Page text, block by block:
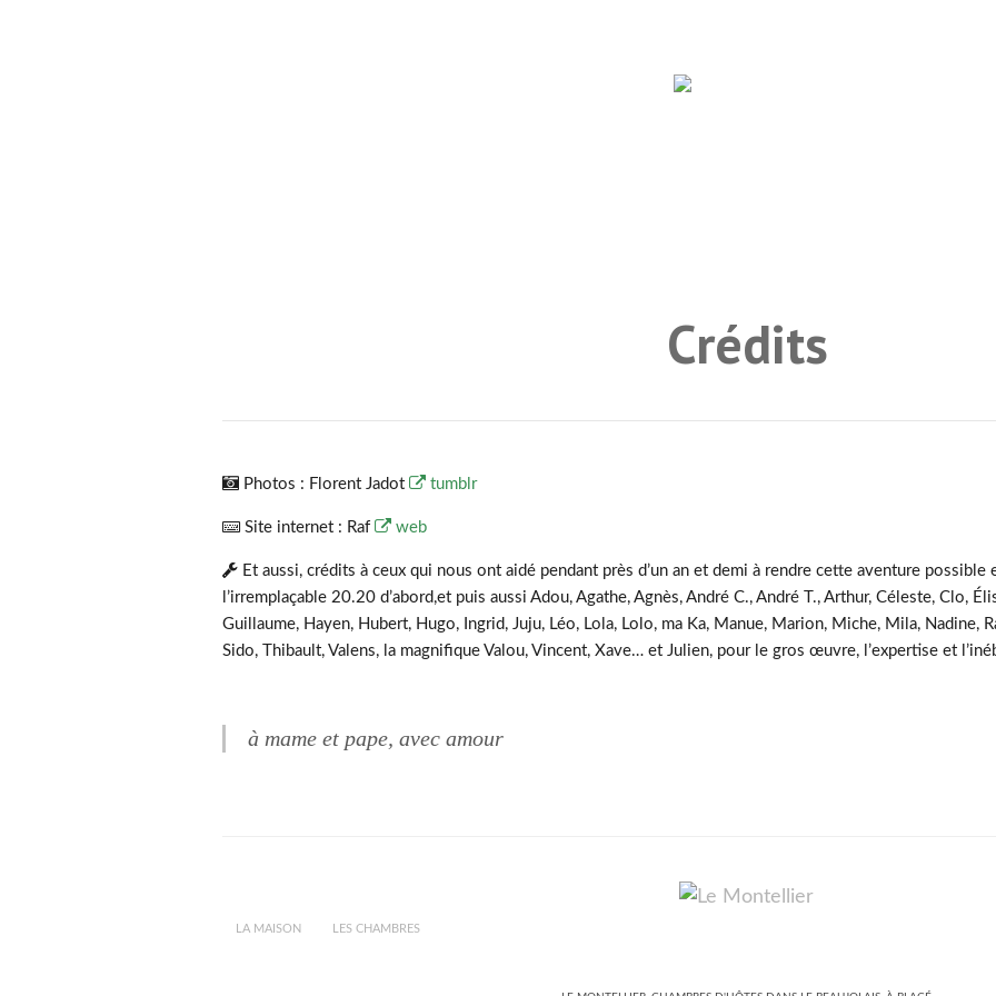
Crédits
Photos : Florent Jadot tumblr
Site internet : Raf web
Et aussi, crédits à ceux qui nous ont aidé pendant près d’un an et demi à rendre cette aventure possible
l’irremplaçable 20.20 d’abord,et puis aussi Adou, Agathe, Agnès, André C., André T., Arthur, Céleste, Clo,
Guillaume, Hayen, Hubert, Hugo, Ingrid, Juju, Léo, Lola, Lolo, ma Ka, Manue, Marion, Miche, Mila, Nadine,
Sido, Thibault, Valens, la magnifique Valou, Vincent, Xave… et Julien, pour le gros œuvre, l’expertise et
à mame et pape, avec amour
LA MAISON LES CHAMBRES